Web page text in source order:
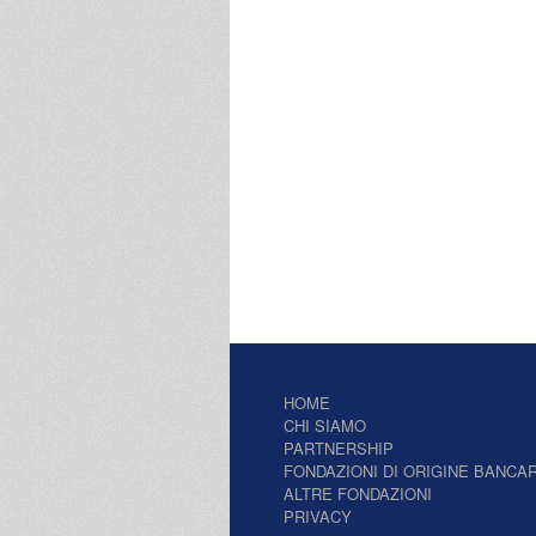
HOME
CHI SIAMO
PARTNERSHIP
FONDAZIONI DI ORIGINE
ALTRE FONDAZIONI
PRIVACY